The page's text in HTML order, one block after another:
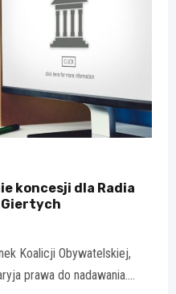
koncesji dla Radia
Giertych
Koalicji Obywatelskiej,
prawa do nadawania.…